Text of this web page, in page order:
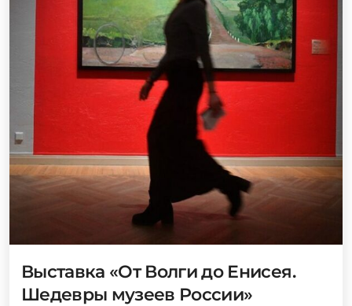
Выставка «От Волги до Енисея.
Шедевры музеев России»